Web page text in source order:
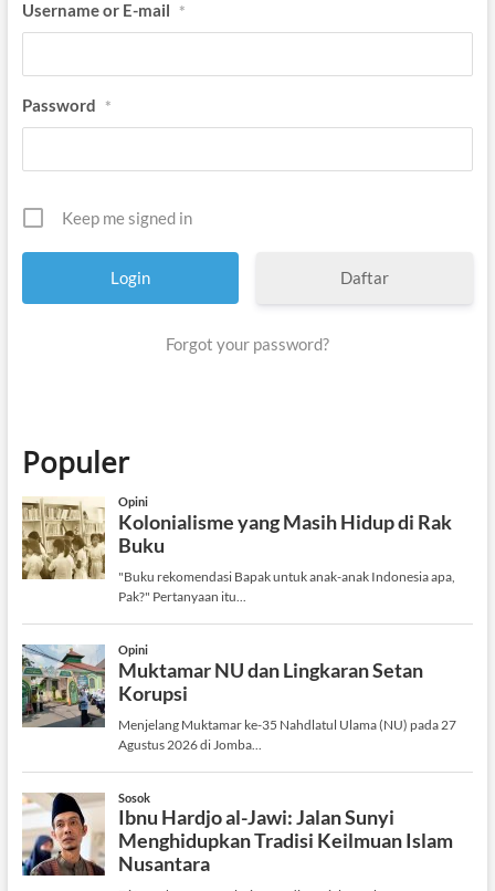
Username or E-mail *
Password *
Keep me signed in
Daftar
Forgot your password?
Populer